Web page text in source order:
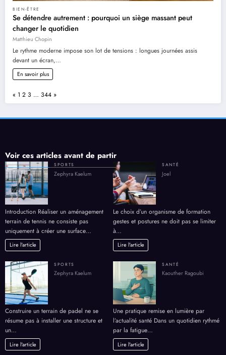
BIEN-ÊTRE
Se détendre autrement : pourquoi un siège massant peut
changer le quotidien
Matthieu Chopin
Le rythme moderne impose son lot de tensions : longues journées assis
devant un écran,…
En savoir plus
Page:
Previous
« 1 2 3 … 344 Next
»
Voir ces articles avant de partir
SPORTS
Zephyra Kaelum
Introduction Réaliser un aménagement
terrain de tennis ne consiste pas
uniquement à créer une surface…
Lire l'article
SANTÉ
Joel
Le choix d’un organisme de formation
gestes et postures ne doit pas se limiter
à…
Lire l'article
SPORTS
Zephyra Kaelum
Construire un terrain de padel ne se
résume pas à installer une structure et
un…
Lire l'article
SANTÉ
Kaouther Ragoubi
Une pratique remise en lumière par
l’actualité santé Dans un quotidien rythmé
par la fatigue…
Lire l'article